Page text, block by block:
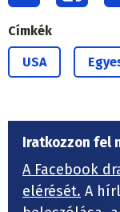
Címkék
USA
Iratkozzon fel
A Facebook
elérését. A